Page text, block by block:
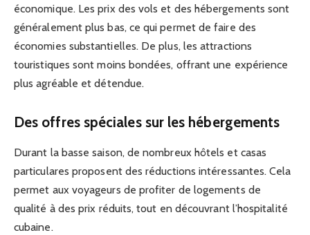
économique. Les prix des vols et des hébergements sont
généralement plus bas, ce qui permet de faire des
économies substantielles. De plus, les attractions
touristiques sont moins bondées, offrant une expérience
plus agréable et détendue.
Des offres spéciales sur les hébergements
Durant la basse saison, de nombreux hôtels et casas
particulares proposent des réductions intéressantes. Cela
permet aux voyageurs de profiter de logements de
qualité à des prix réduits, tout en découvrant l’hospitalité
cubaine.